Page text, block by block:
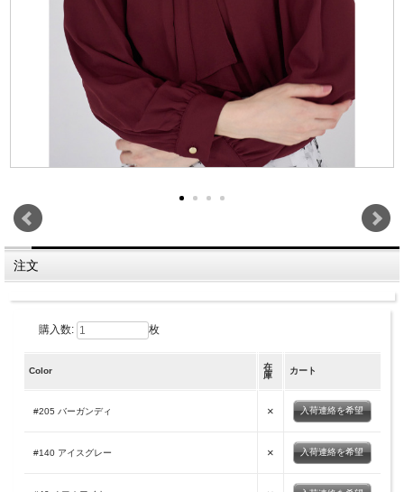
注文
購入数: 枚
Color
在
庫
カート
#205 バーガンディ × 入荷連絡を希望
#140 アイスグレー × 入荷連絡を希望